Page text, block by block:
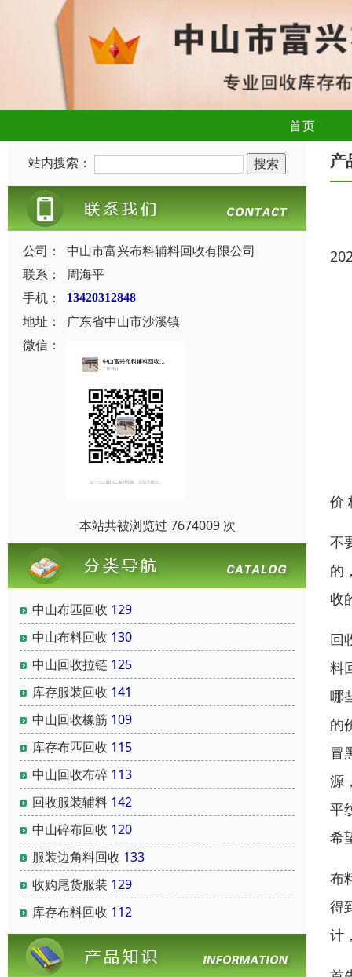
首页
站内搜索：
公司：
中山市富兴布料辅料回收有限公司
联系：
周海平
手机：
13420312848
地址：
广东省中山市沙溪镇
微信：
本站共被浏览过 7674009 次
中山布匹回收 129
中山布料回收 130
中山回收拉链 125
库存服装回收 141
中山回收橡筋 109
库存布匹回收 115
中山回收布碎 113
回收服装辅料 142
中山碎布回收 120
服装边角料回收 133
收购尾货服装 129
库存布料回收 112
产
价
不
的
收
回
料
哪
的
冒
源
平
希
布
得
计